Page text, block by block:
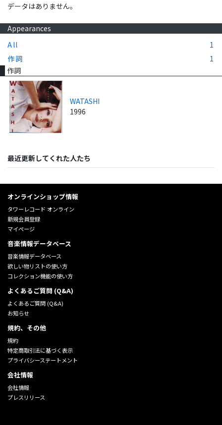
データはありません。
Appearances
All
1
作詞
1
作詞
WATASHI
1996
最近更新してくれた人たち
オンラインショップ情報
タワーレコード オンライン
新規会員登録
マイページ
音楽情報データベース
音楽情報データベース
欲しい物リストの使い方
コレクション機能の使い方
よくあるご質問 (Q&A)
よくあるご質問 (Q&A)
お知らせ
規約、その他
規約
特定商取引法に基づく表示
プライバシーステートメント
会社情報
会社情報
プレスリリース